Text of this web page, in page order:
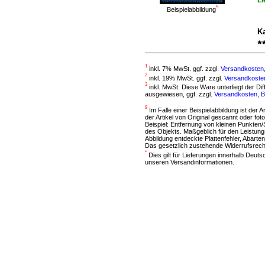
Beispielabbildung9
1 inkl. 7% MwSt. ggf. zzgl. Versandkosten
2 inkl. 19% MwSt. ggf. zzgl.
3 inkl. MwSt. Diese Ware unterliegt der
ausgewiesen, ggf. zzgl. Versandkosten
9
Im Falle einer Beispielabbildung ist der
der Artikel von Original gescannt oder
Beispiel: Entfernung von kleinen
des Objekts. Maßgeblich für den
Abbildung entdeckte Plattenfehler,
Das gesetzlich zustehende
* Dies gilt für Lieferungen innerhalb
unseren Versandinformationen.